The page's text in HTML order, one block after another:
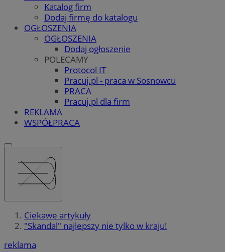
Katalog firm
Dodaj firmę do katalogu
OGŁOSZENIA
OGŁOSZENIA
Dodaj ogłoszenie
POLECAMY
Protocol IT
Pracuj.pl - praca w Sosnowcu
PRACA
Pracuj.pl dla firm
REKLAMA
WSPÓŁPRACA
Ciekawe artykuły
"Skandal" najlepszy nie tylko w kraju!
reklama